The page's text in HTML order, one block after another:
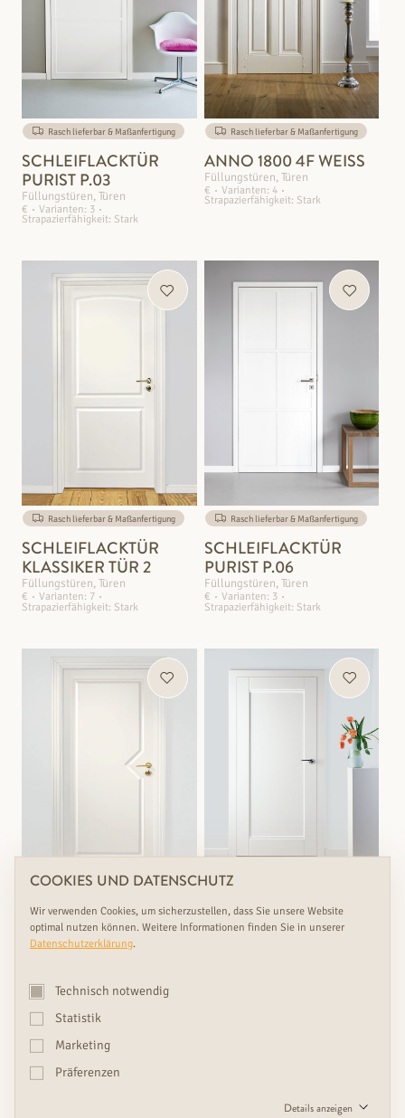
Rasch lieferbar & Maßanfertigung
SCHLEIFLACKTÜR
PURIST P.03
Füllungstüren, Türen
€
Varianten: 3
Strapazierfähigkeit: Stark
Rasch lieferbar & Maßanfertigung
ANNO 1800 4F WEISS
Füllungstüren, Türen
€
Varianten: 4
Strapazierfähigkeit: Stark
Rasch lieferbar & Maßanfertigung
SCHLEIFLACKTÜR
KLASSIKER TÜR 2
Füllungstüren, Türen
€
Varianten: 7
Strapazierfähigkeit: Stark
Rasch lieferbar & Maßanfertigung
SCHLEIFLACKTÜR
PURIST P.06
Füllungstüren, Türen
€
Varianten: 3
Strapazierfähigkeit: Stark
Rasch lieferbar & Maßanfertigung
SCHLEIFLACKTÜR
KLASSIKER TÜR 4
Varianten: 7
Strapazierfähigkeit: Stark
Rasch lieferbar & Maßanfertigung
SCHLEIFLACKTÜR
→
COOKIES UND DATENSCHUTZ
Wir verwenden Cookies, um sicherzustellen, dass Sie unsere Website
optimal nutzen können. Weitere Informationen finden Sie in unserer
Datenschutzerklärung.
Technisch notwendig
Statistik
Marketing
Präferenzen
Details anzeigen